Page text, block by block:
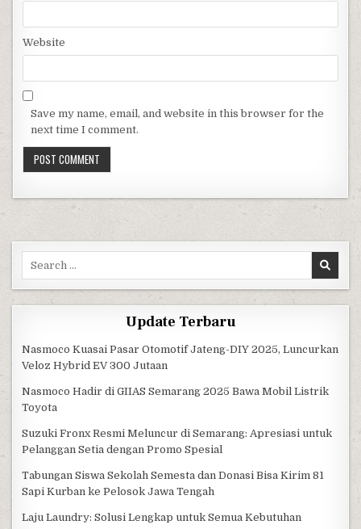
Website
Save my name, email, and website in this browser for the
next time I comment.
Search for:
Update Terbaru
Nasmoco Kuasai Pasar Otomotif Jateng-DIY 2025, Luncurkan
Veloz Hybrid EV 300 Jutaan
Nasmoco Hadir di GIIAS Semarang 2025 Bawa Mobil Listrik
Toyota
Suzuki Fronx Resmi Meluncur di Semarang: Apresiasi untuk
Pelanggan Setia dengan Promo Spesial
Tabungan Siswa Sekolah Semesta dan Donasi Bisa Kirim 81
Sapi Kurban ke Pelosok Jawa Tengah
Laju Laundry: Solusi Lengkap untuk Semua Kebutuhan